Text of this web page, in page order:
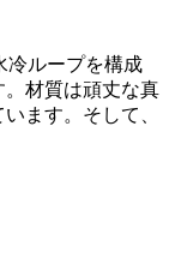
冷ループを構成
材質は頑丈な真
ます。そして、